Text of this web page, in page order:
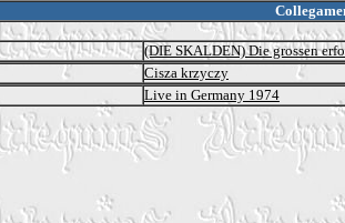
(DIE SKALDEN) Die grossen
Cisza krzyczy
Live in Germany 1974